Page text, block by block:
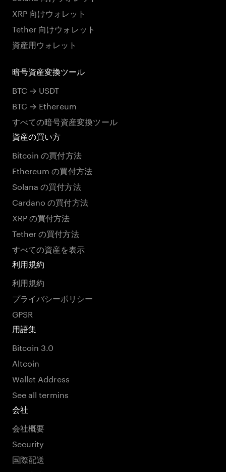
XRP 向けウォレット
Tether 向けウォレット
資産用ウォレット
暗号資産変換ツール
BTC → USDT
BTC → Ethereum
すべての暗号資産変換ツール
資産の買い方
Bitcoin の買付方法
Ethereum の買付方法
Solana の買付方法
Cardano の買付方法
XRP の買付方法
Tether の買付方法
すべての資産を表示
利用規約
利用規約
プライバシーポリシー
GPSR
用語集
Bitcoin 3.0
Altcoin
Wallet Address
See all termins
会社
会社概要
Security
国際配送